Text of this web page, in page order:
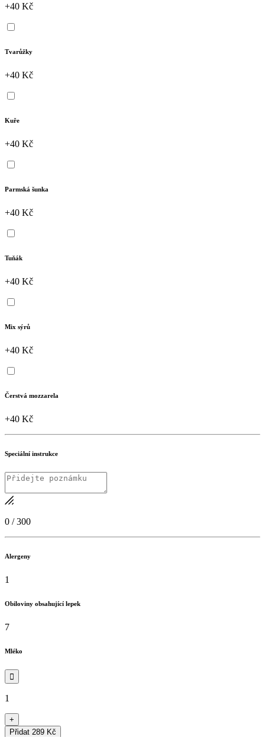
+40 Kč
Tvarůžky
+40 Kč
Kuře
+40 Kč
Parmská šunka
+40 Kč
Tuňák
+40 Kč
Mix sýrů
+40 Kč
Čerstvá mozzarela
+40 Kč
Speciální instrukce
0 /300
Alergeny
1
Obiloviny obsahující lepek
7
Mléko

1
+
Přidat 289 Kč